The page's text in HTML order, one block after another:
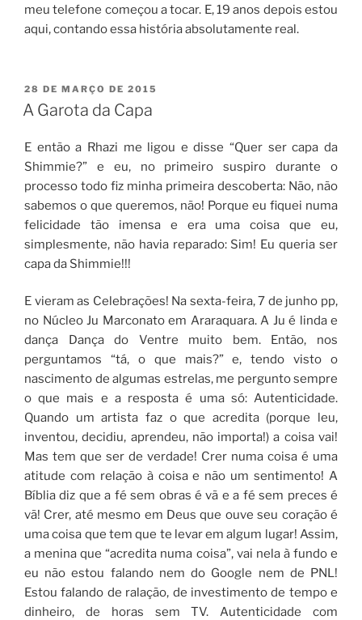
meu telefone começou a tocar. E, 19 anos depois estou
aqui, contando essa história absolutamente real.
PUBLICADO
EM
28 DE MARÇO DE 2015
A Garota da Capa
E então a Rhazi me ligou e disse “Quer ser capa da
Shimmie?” e eu, no primeiro suspiro durante o
processo todo fiz minha primeira descoberta: Não, não
sabemos o que queremos, não! Porque eu fiquei numa
felicidade tão imensa e era uma coisa que eu,
simplesmente, não havia reparado: Sim! Eu queria ser
capa da Shimmie!!!
E vieram as Celebrações! Na sexta-feira, 7 de junho pp,
no Núcleo Ju Marconato em Araraquara. A Ju é linda e
dança Dança do Ventre muito bem. Então, nos
perguntamos “tá, o que mais?” e, tendo visto o
nascimento de algumas estrelas, me pergunto sempre
o que mais e a resposta é uma só: Autenticidade.
Quando um artista faz o que acredita (porque leu,
inventou, decidiu, aprendeu, não importa!) a coisa vai!
Mas tem que ser de verdade! Crer numa coisa é uma
atitude com relação à coisa e não um sentimento! A
Bíblia diz que a fé sem obras é vã e a fé sem preces é
vã! Crer, até mesmo em Deus que ouve seu coração é
uma coisa que tem que te levar em algum lugar! Assim,
a menina que “acredita numa coisa”, vai nela à fundo e
eu não estou falando nem do Google nem de PNL!
Estou falando de ralação, de investimento de tempo e
dinheiro, de horas sem TV. Autenticidade com